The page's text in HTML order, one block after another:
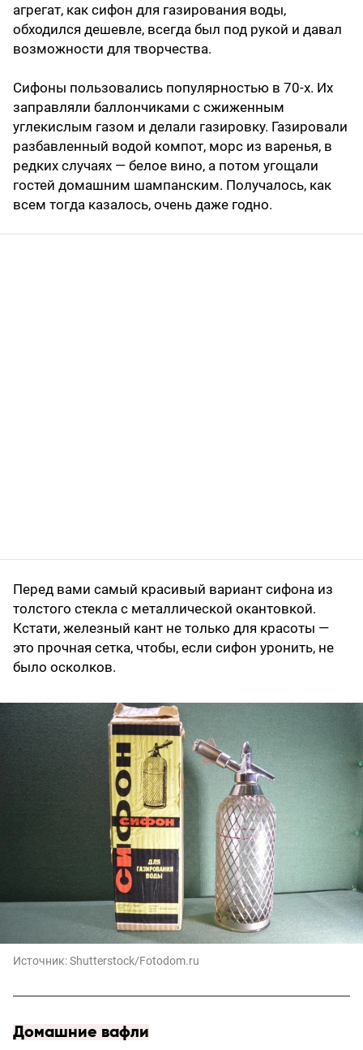
агрегат, как сифон для газирования воды,
обходился дешевле, всегда был под рукой и давал
возможности для творчества.
Сифоны пользовались популярностью в 70-х. Их
заправляли баллончиками с сжиженным
углекислым газом и делали газировку. Газировали
разбавленный водой компот, морс из варенья, в
редких случаях — белое вино, а потом угощали
гостей домашним шампанским. Получалось, как
всем тогда казалось, очень даже годно.
Перед вами самый красивый вариант сифона из
толстого стекла с металлической окантовкой.
Кстати, железный кант не только для красоты —
это прочная сетка, чтобы, если сифон уронить, не
было осколков.
Источник:Shutterstock/Fotodom.ru
Домашние вафли